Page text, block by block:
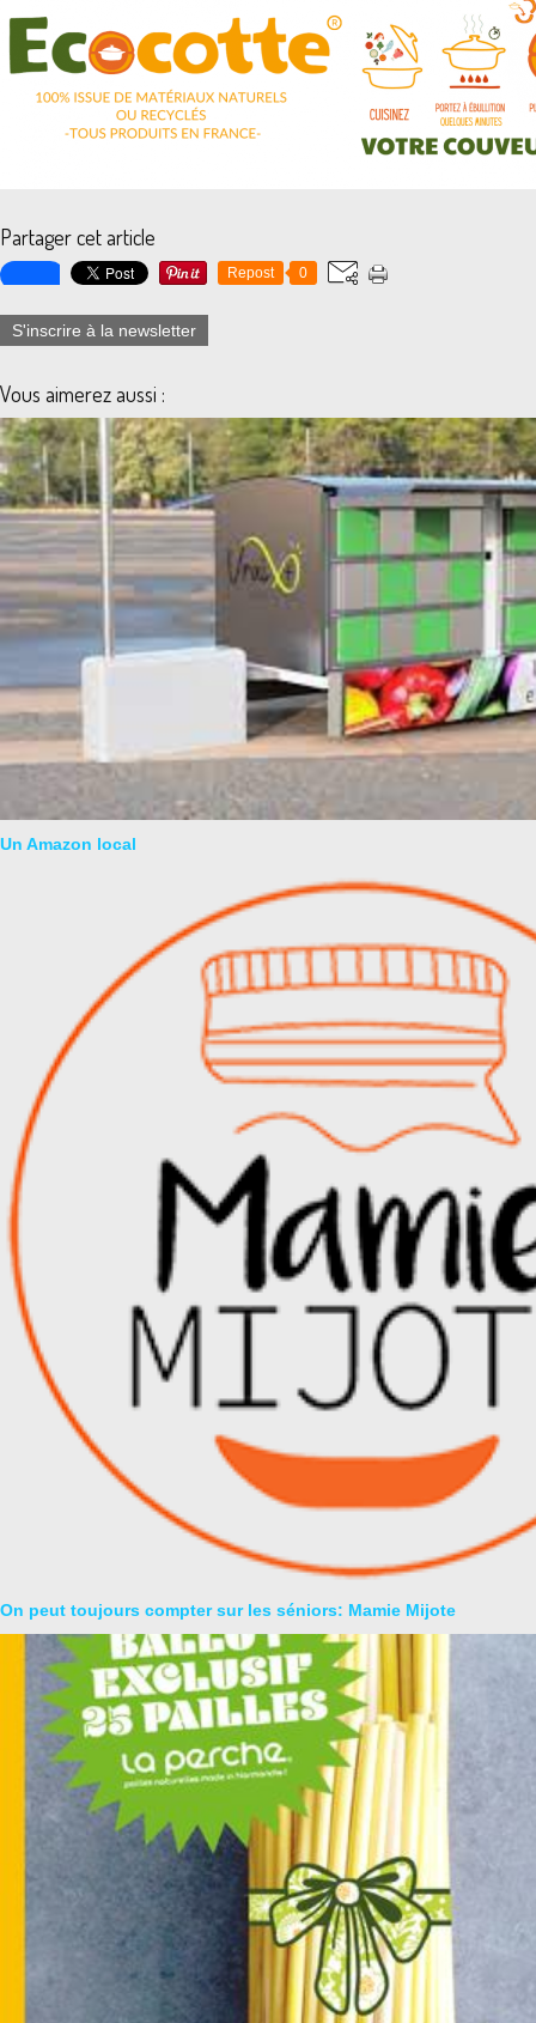
Partager cet article
Repost 0
S'inscrire à la newsletter
Vous aimerez aussi :
Un Amazon local
On peut toujours compter sur les séniors: Mamie Mijote